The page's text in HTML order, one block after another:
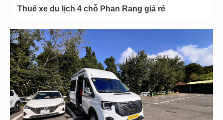
Thuê xe du lịch 4 chỗ Phan Rang giá rẻ